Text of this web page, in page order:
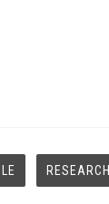
RESEARCH